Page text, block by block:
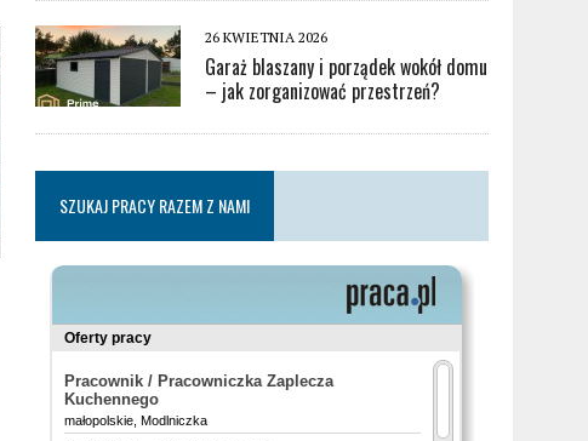
26 KWIETNIA 2026
Garaż blaszany i porządek wokół domu
– jak zorganizować przestrzeń?
SZUKAJ PRACY RAZEM Z NAMI